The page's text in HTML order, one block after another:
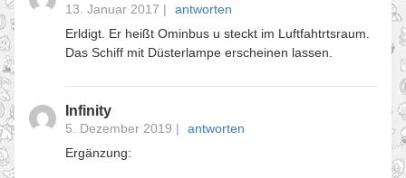
13. Januar 2017 |
antworten
Erldigt. Er heißt Ominbus u steckt im Luftfahtrtsraum.
Das Schiff mit Düsterlampe erscheinen lassen.
Infinity
5. Dezember 2019 |
antworten
Ergänzung: